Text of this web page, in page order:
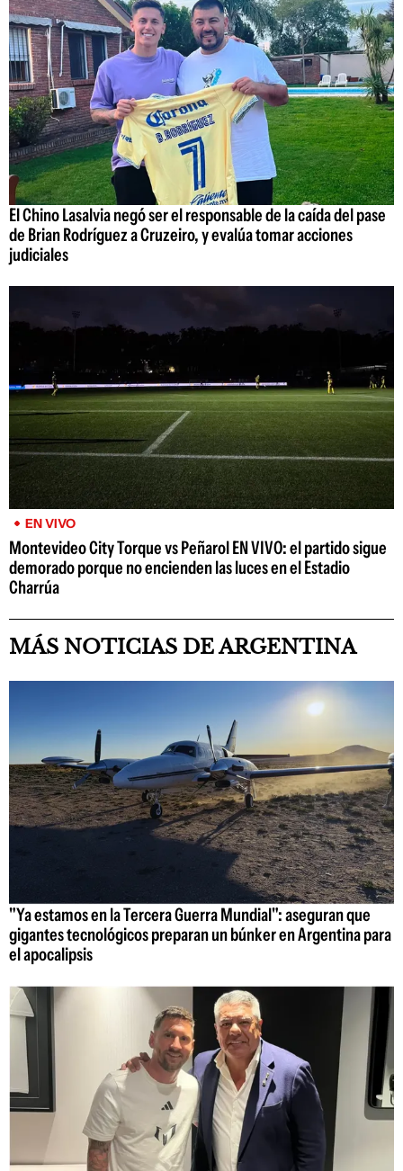
El Chino Lasalvia negó ser el responsable de la caída del pase
de Brian Rodríguez a Cruzeiro, y evalúa tomar acciones
judiciales
EN VIVO
Montevideo City Torque vs Peñarol EN VIVO: el partido sigue
demorado porque no encienden las luces en el Estadio
Charrúa
MÁS NOTICIAS DE ARGENTINA
"Ya estamos en la Tercera Guerra Mundial": aseguran que
gigantes tecnológicos preparan un búnker en Argentina para
el apocalipsis